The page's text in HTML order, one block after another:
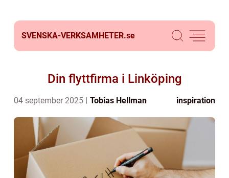
SVENSKA-VERKSAMHETER.se
Din flyttfirma i Linköping
04 september 2025 Tobias Hellman inspiration